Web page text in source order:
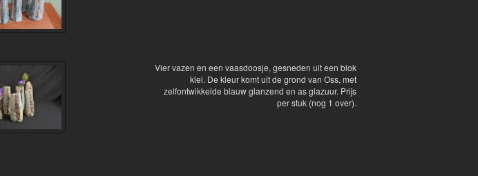
Vier vazen en een vaasdoosje, gesneden uit een blok
klei. De kleur komt uit de grond van Oss, met
zelfontwikkelde blauw glanzend en as glazuur. Prijs
per stuk (nog 1 over).